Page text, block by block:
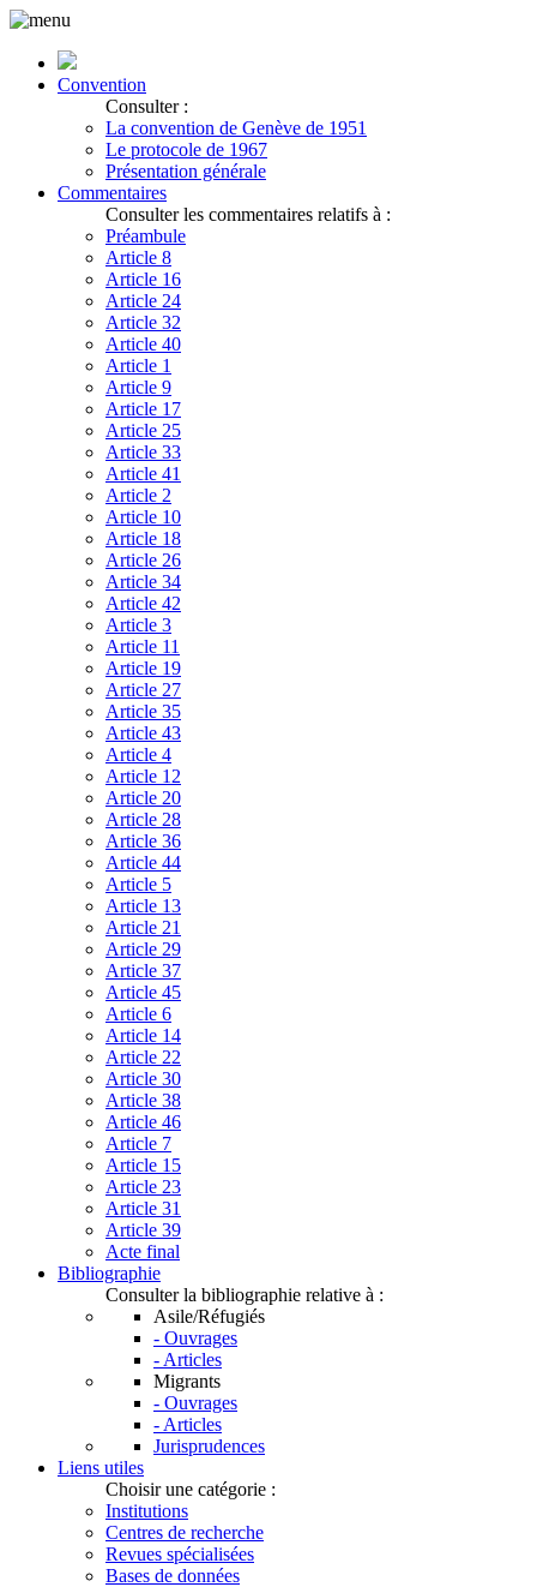
Convention
Consulter :
La convention de Genève de 1951
Le protocole de 1967
Présentation générale
Commentaires
Consulter les commentaires relatifs à :
Préambule
Article 8
Article 16
Article 24
Article 32
Article 40
Article 1
Article 9
Article 17
Article 25
Article 33
Article 41
Article 2
Article 10
Article 18
Article 26
Article 34
Article 42
Article 3
Article 11
Article 19
Article 27
Article 35
Article 43
Article 4
Article 12
Article 20
Article 28
Article 36
Article 44
Article 5
Article 13
Article 21
Article 29
Article 37
Article 45
Article 6
Article 14
Article 22
Article 30
Article 38
Article 46
Article 7
Article 15
Article 23
Article 31
Article 39
Acte final
Bibliographie
Consulter la bibliographie relative à :
Asile/Réfugiés
- Ouvrages
- Articles
Migrants
- Ouvrages
- Articles
Jurisprudences
Liens utiles
Choisir une catégorie :
Institutions
Centres de recherche
Revues spécialisées
Bases de données